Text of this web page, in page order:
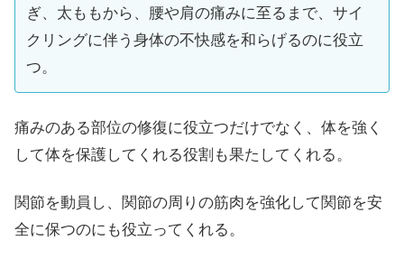
ぎ、太ももから、腰や肩の痛みに至るまで、サイ
クリングに伴う身体の不快感を和らげるのに役立
つ。
痛みのある部位の修復に役立つだけでなく、体を強く
して体を保護してくれる役割も果たしてくれる。
関節を動員し、関節の周りの筋肉を強化して関節を安
全に保つのにも役立ってくれる。